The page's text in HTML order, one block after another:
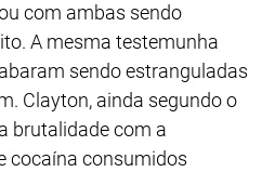
com ambas sendo
A mesma testemunha
sendo estranguladas
Clayton, ainda segundo o
brutalidade com a
cocaína consumidos